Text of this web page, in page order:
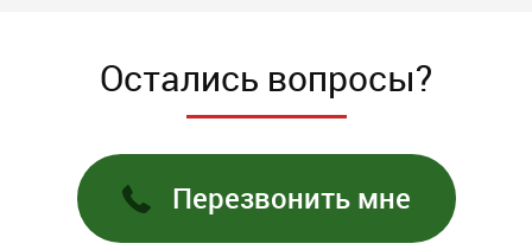
Остались вопросы?
Перезвонить мне